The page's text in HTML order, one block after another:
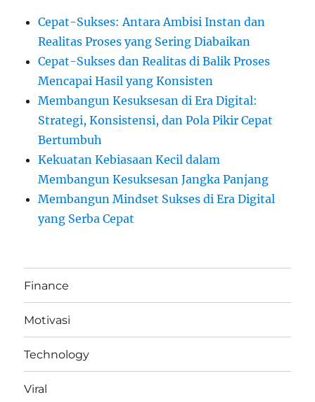
Cepat-Sukses: Antara Ambisi Instan dan
Realitas Proses yang Sering Diabaikan
Cepat-Sukses dan Realitas di Balik Proses
Mencapai Hasil yang Konsisten
Membangun Kesuksesan di Era Digital:
Strategi, Konsistensi, dan Pola Pikir Cepat
Bertumbuh
Kekuatan Kebiasaan Kecil dalam
Membangun Kesuksesan Jangka Panjang
Membangun Mindset Sukses di Era Digital
yang Serba Cepat
Finance
Motivasi
Technology
Viral